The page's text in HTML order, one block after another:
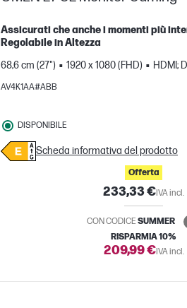
Assicurati che anche i momenti più
Regolabile in Altezza
68,6 cm (27")
1920 x 1080 (FHD) HDMI;
AV4K1AA#ABB
DISPONIBILE
Scheda informativa del prodotto
Offerta
233,33 €IVA incl.
CON CODICE SUMMER
RISPARMIA 10%
209,99 €IVA incl.